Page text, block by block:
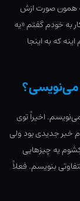
همون صورت ازش
به خودم گفتم «یه
که به اینجا
می‌نویسی؟
اخیراً توی
خبر جدیدی بود ولی
یه چیزهایی
بنویسم. فعلاً